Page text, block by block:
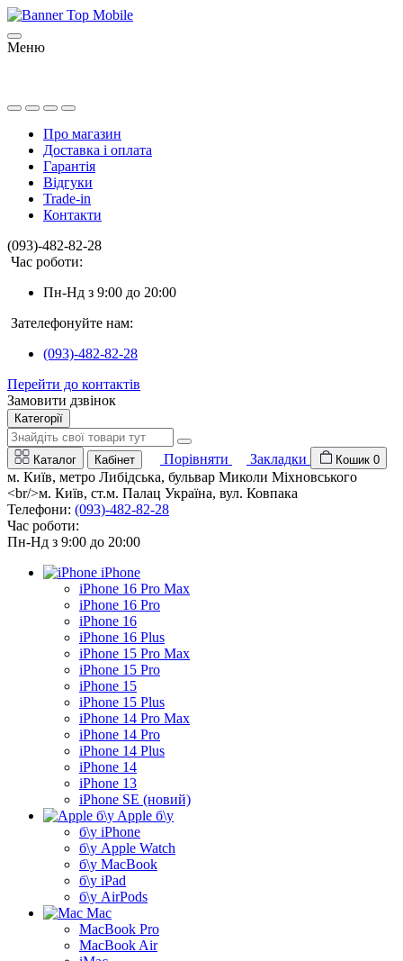
Меню
Про магазин
Доставка і оплата
Гарантія
Відгуки
Trade-in
Контакти
(093)-482-82-28
Час роботи:
Пн-Нд з 9:00 до 20:00
Зателефонуйте нам:
(093)-482-82-28
Перейти до контактів
Замовити дзвінок
Категорії
Каталог Кабінет Порівняти Закладки Кошик 0
м. Київ, метро Либідська, бульвар Миколи Міхновського
<br/>м. Київ, ст.м. Палац Україна, вул. Ковпака
Телефони: (093)-482-82-28
Час роботи:
Пн-Нд з 9:00 до 20:00
iPhone
iPhone 16 Pro Max
iPhone 16 Pro
iPhone 16
iPhone 16 Plus
iPhone 15 Pro Max
iPhone 15 Pro
iPhone 15
iPhone 15 Plus
iPhone 14 Pro Max
iPhone 14 Pro
iPhone 14 Plus
iPhone 14
iPhone 13
iPhone SE (новий)
Apple б\у
б\у iPhone
б\у Apple Watch
б\у MacBook
б\у iPad
б\у AirPods
Mac
MacBook Pro
MacBook Air